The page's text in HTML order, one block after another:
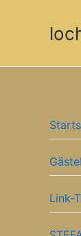
Link-